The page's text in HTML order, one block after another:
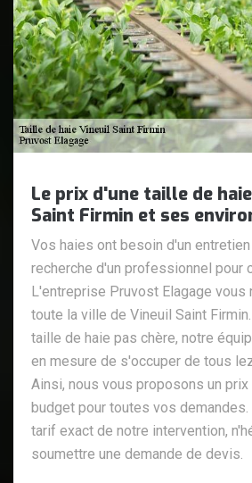
Le prix d'une taille de
Saint Firmin et ses
Vos haies ont besoin d'un
recherche d'un professionnel pour
L'entreprise Pruvost Elagage vous
toute la ville de Vineuil Saint
taille de haie pas chère, notre
en mesure de s'occuper de tous
Ainsi, nous vous proposons un
budget pour toutes vos
tarif exact de notre intervention,
soumettre une demande de devis.